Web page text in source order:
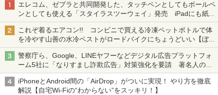
エレコム、ゼブラと共同開発した、タッチペンとしてもボールペ
ンとしても使える「スタイラスツーウェイ」発売 iPadにも紙に
も、持ち替えずに書き込める
これぞ着るエアコン!! コンビニで買える冷凍ペットボトルで体
を冷やす山善の水冷ベストがロードバイクにちょうどいい【ぼっ
ち・ざ・ろーど！その14】【空いた時間でなにしてる？】
警察庁ら、Google、LINEヤフーなどデジタル広告プラットフォ
ーム5社に「なりすまし詐欺広告」対策強化を要請 著名人の写
真や映像を使った投資詐欺などへの対策として
iPhoneとAndroid間の「AirDrop」がついに実現！ やり方を徹底
解説【自宅Wi-Fiの“わからない”をスッキリ！】